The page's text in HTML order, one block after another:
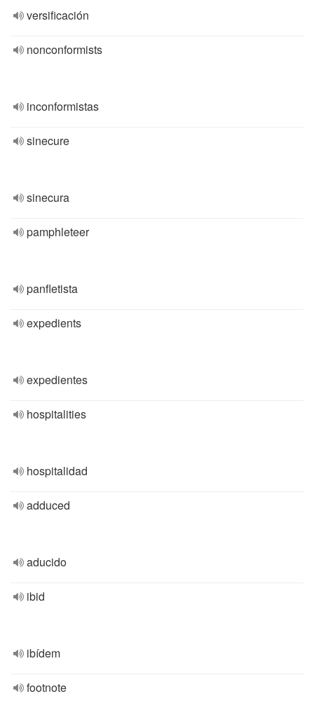
versificación
nonconformists
inconformistas
sinecure
sinecura
pamphleteer
panfletista
expedients
expedientes
hospitalities
hospitalidad
adduced
aducido
ibid
ibídem
footnote